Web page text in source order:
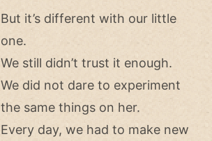
But it’s different with our little
one.
We still didn’t trust it enough.
We did not dare to experiment
the same things on her.
Every day, we had to make new